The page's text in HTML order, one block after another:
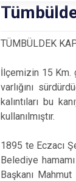
TÜMBÜLDEK
İlçemizin 15 Km.
varlığını
kalıntıları bu
kullanılmıştır.
1895 te Eczacı
Belediye
Başkanı